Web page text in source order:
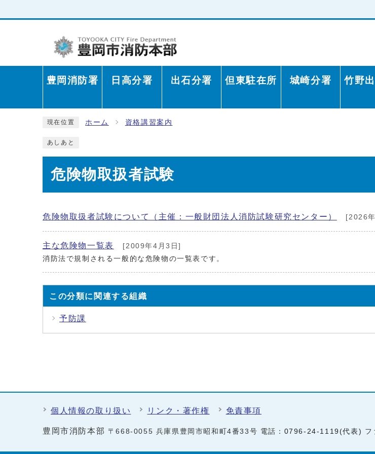
豊岡消防署 日高分署 出石分署 但東駐在所 城崎分署 竹野
現在位置 ホーム 資格講習案内
あしあと
危険物取扱者試験
危険物取扱者試験について（主催：一般財団法人消防試験研究センター） [2026
主な危険物一覧表
[2009年4月3日]
消防法で規制される一般的な危険物の一覧表です。
この分類に関連する組織
予防課
個人情報の取り扱い リンク・著作権 免責事項
豊岡市消防本部 〒668-0055 兵庫県豊岡市昭和町4番33号 電話： 0796-24-1119(代表) フ